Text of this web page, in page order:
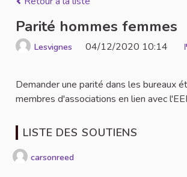
Parité hommes femmes
Lesvignes 04/12/2020 10:14
Demander une parité dans les bureaux
membres d'associations en lien avec
LISTE DES SOUTIENS
carsonreed